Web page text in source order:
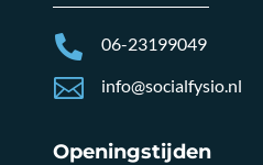
 06-23199049
 info@socialfysio.nl
Openingstijden